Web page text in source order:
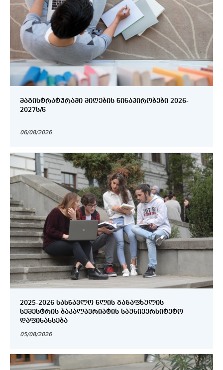
ᲛᲐᲒᲘᲡᲢᲠᲐᲢᲣᲠᲐᲨᲘ ᲛᲘᲦᲔᲑᲘᲡ ᲬᲘᲜᲐᲞᲘᲠᲝᲑᲔᲑᲘ 2026-
2027Ს/Წ
06/08/2026
2025-2026 ᲡᲐᲡᲬᲐᲕᲚᲝ ᲬᲚᲘᲡ ᲒᲐᲖᲐᲤᲮᲣᲚᲘᲡ
ᲡᲔᲛᲔᲡᲢᲠᲘᲡ ᲑᲐᲙᲐᲚᲐᲕᲠᲘᲐᲢᲘᲡ ᲡᲐᲣᲜᲘᲕᲔᲠᲡᲘᲢᲔᲢᲝ
ᲓᲐᲤᲘᲜᲐᲜᲡᲔᲑᲐ
05/08/2026